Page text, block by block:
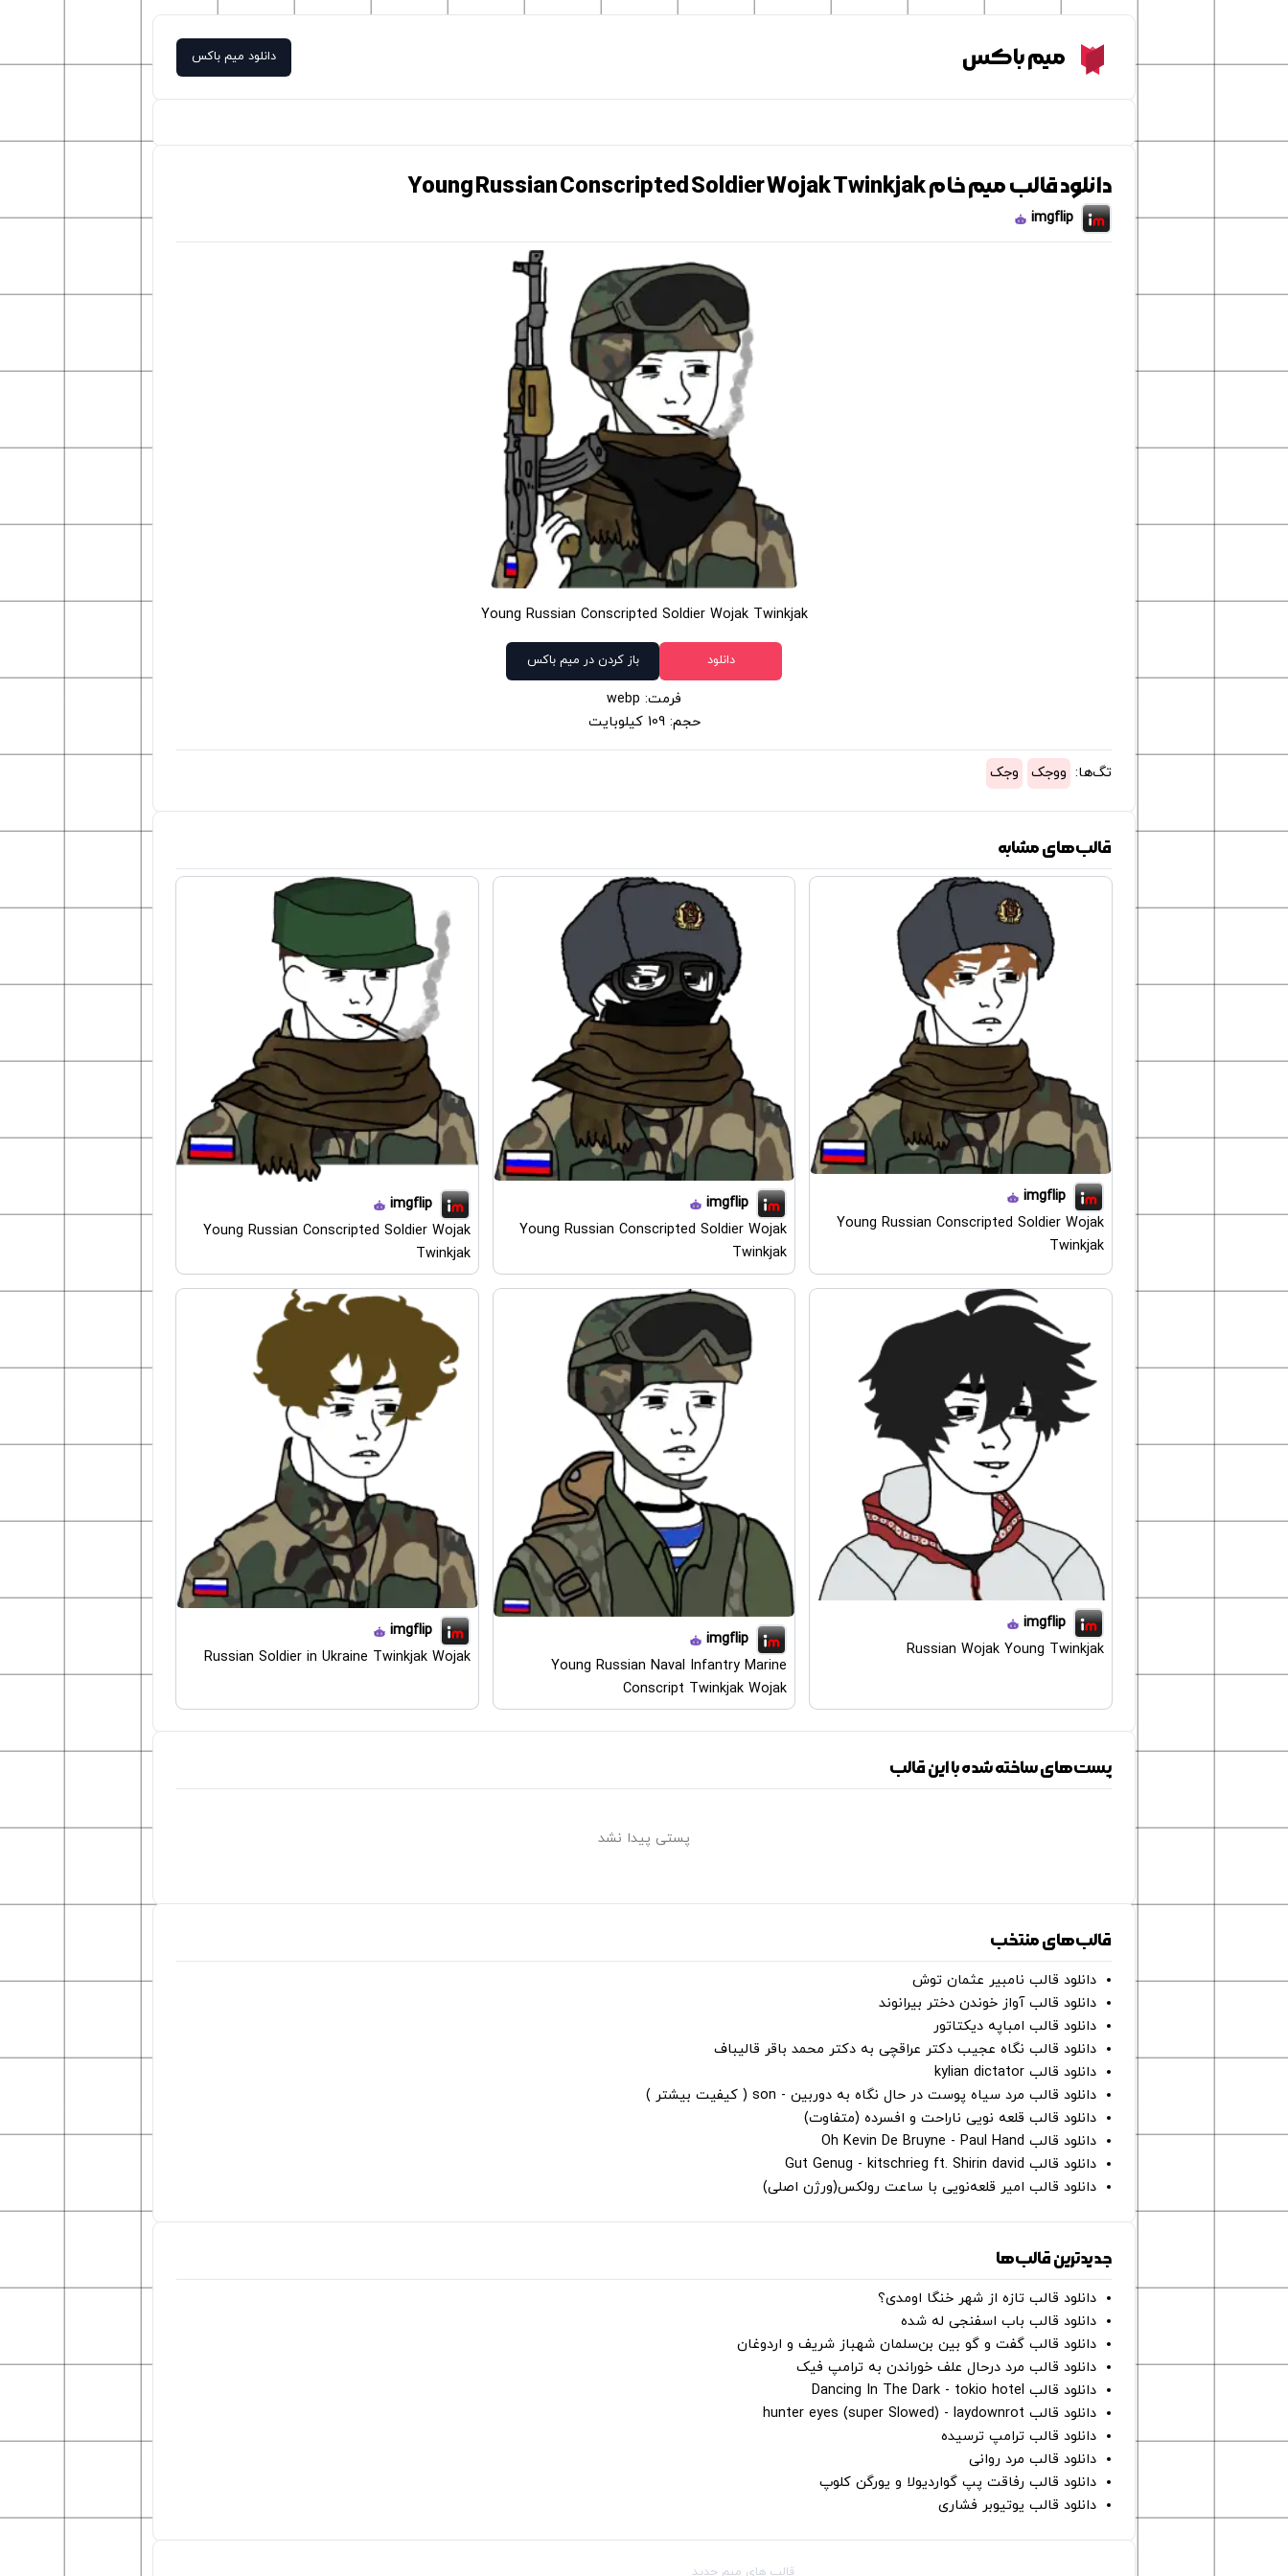
Meme Boxمیم باکس دانلود میم باکس
دانلود قالب میم خام Young Russian Conscripted Soldier Wojak Twinkjak
imgflip
Young Russian Conscripted Soldier Wojak Twinkjak
دانلود باز کردن در میم باکس
فرمت: webp
حجم: 109 کیلوبایت
تگ‌ها: ووجک وجک
قالب‌های مشابه
imgflip
Young Russian Conscripted Soldier Wojak
Twinkjak
imgflip
Young Russian Conscripted Soldier Wojak
Twinkjak
imgflip
Young Russian Conscripted Soldier Wojak
Twinkjak
imgflip
Russian Wojak Young Twinkjak
imgflip
Young Russian Naval Infantry Marine
Conscript Twinkjak Wojak
imgflip
Russian Soldier in Ukraine Twinkjak Wojak
پست‌های ساخته شده با این قالب
پستی پیدا نشد
قالب‌های منتخب
دانلود قالب نامبیر عثمان ‌توش
دانلود قالب آواز خوندن دختر بیرانوند
دانلود قالب امباپه دیکتاتور
دانلود قالب نگاه عجیب دکتر عراقچی به دکتر محمد باقر قالیباف
دانلود قالب kylian dictator
دانلود قالب مرد سیاه پوست در حال نگاه به دوربین - son ( کیفیت بیشتر )
دانلود قالب قلعه نویی ناراحت و افسرده (متفاوت)
دانلود قالب Oh Kevin De Bruyne - Paul Hand
دانلود قالب Gut Genug - kitschrieg ft. Shirin david
دانلود قالب امیر قلعه‌نویی با ساعت رولکس(ورژن اصلی)
جدیدترین قالب‌ها
دانلود قالب تازه از شهر خنگا اومدی؟
دانلود قالب باب اسفنجی له شده
دانلود قالب گفت و گو بین بن‌سلمان شهباز شریف و اردوغان
دانلود قالب مرد درحال علف خوراندن به ترامپ فیک
دانلود قالب Dancing In The Dark - tokio hotel
دانلود قالب hunter eyes (super Slowed) - laydownrot
دانلود قالب ترامپ ترسیده
دانلود قالب مرد روانی
دانلود قالب رفاقت پپ گواردیولا و یورگن کلوپ
دانلود قالب یوتیوبر فشاری
قالب‌ های میم جدید